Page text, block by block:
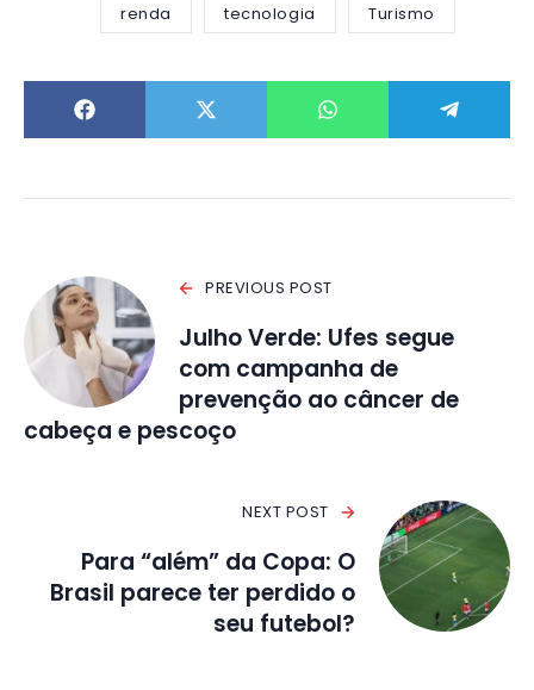
renda tecnologia Turismo
PREVIOUS POST
Julho Verde: Ufes segue
com campanha de
prevenção ao câncer de
cabeça e pescoço
NEXT POST
Para “além” da Copa: O
Brasil parece ter perdido o
seu futebol?